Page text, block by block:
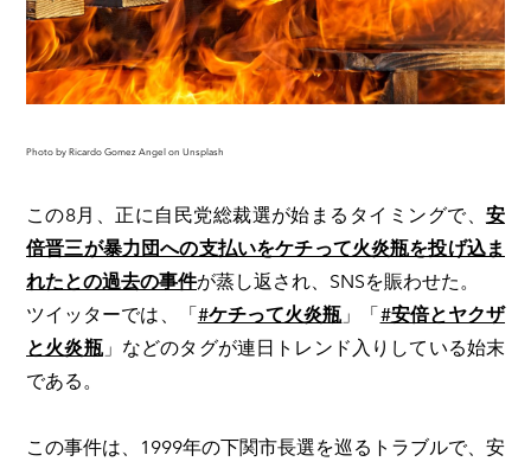
Photo by Ricardo Gomez Angel on Unsplash
この8月、正に自民党総裁選が始まるタイミングで、 安
倍晋三が暴力団への支払いをケチって火炎瓶を投げ込ま
れたとの過去の事件が蒸し返され、SNSを賑わせた。
ツイッターでは、「 #ケチって火炎瓶 」「 #安倍とヤクザ
と火炎瓶」などのタグが連日トレンド入りしている始末
である。
この事件は、1999年の下関市長選を巡るトラブルで、安